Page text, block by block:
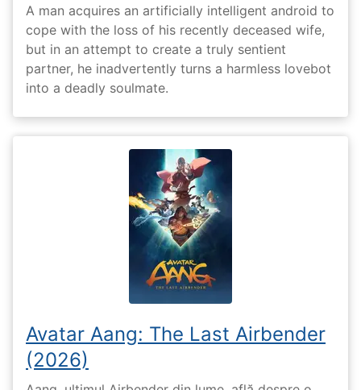
A man acquires an artificially intelligent android to
cope with the loss of his recently deceased wife,
but in an attempt to create a truly sentient
partner, he inadvertently turns a harmless lovebot
into a deadly soulmate.
Avatar Aang: The Last Airbender
(2026)